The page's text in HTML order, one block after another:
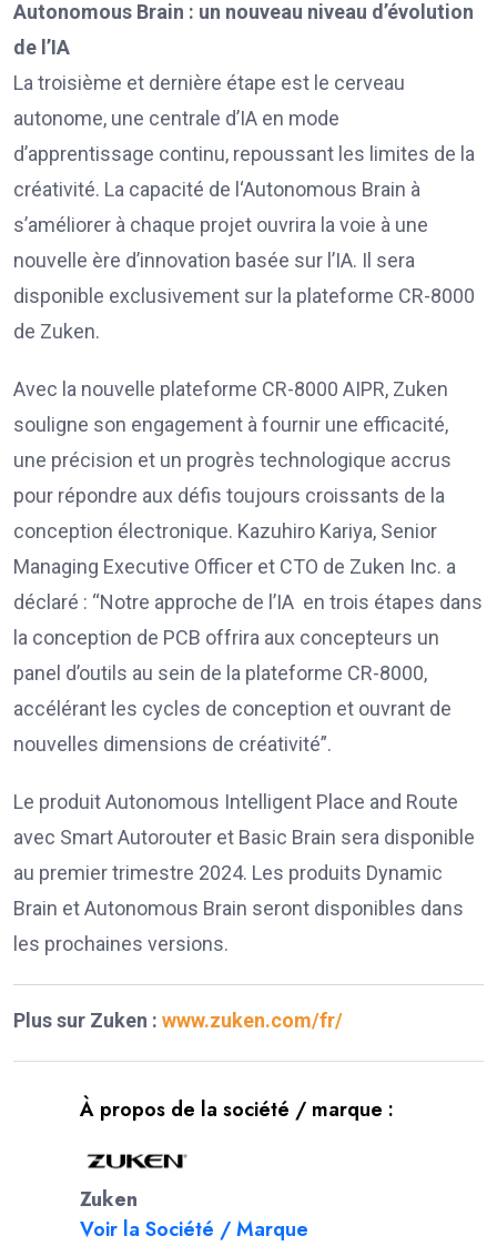
Autonomous Brain : un nouveau niveau d’évolution
de l’IA
La troisième et dernière étape est le cerveau
autonome, une centrale d’IA en mode
d’apprentissage continu, repoussant les limites de la
créativité. La capacité de l‘Autonomous Brain à
s’améliorer à chaque projet ouvrira la voie à une
nouvelle ère d’innovation basée sur l’IA. Il sera
disponible exclusivement sur la plateforme CR-8000
de Zuken.
Avec la nouvelle plateforme CR-8000 AIPR, Zuken
souligne son engagement à fournir une efficacité,
une précision et un progrès technologique accrus
pour répondre aux défis toujours croissants de la
conception électronique. Kazuhiro Kariya, Senior
Managing Executive Officer et CTO de Zuken Inc. a
déclaré : “Notre approche de l’IA en trois étapes dans
la conception de PCB offrira aux concepteurs un
panel d’outils au sein de la plateforme CR-8000,
accélérant les cycles de conception et ouvrant de
nouvelles dimensions de créativité”.
Le produit Autonomous Intelligent Place and Route
avec Smart Autorouter et Basic Brain sera disponible
au premier trimestre 2024. Les produits Dynamic
Brain et Autonomous Brain seront disponibles dans
les prochaines versions.
Plus sur Zuken : www.zuken.com/fr/
À propos de la société / marque :
Zuken
Voir la Société / Marque